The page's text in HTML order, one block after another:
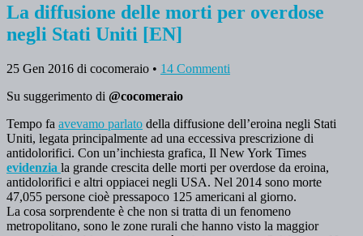
La diffusione delle morti per overdose
negli Stati Uniti [EN]
25 Gen 2016 di cocomeraio • 14 Commenti
Su suggerimento di @cocomeraio
Tempo fa avevamo parlato della diffusione dell’eroina negli Stati
Uniti, legata principalmente ad una eccessiva prescrizione di
antidolorifici. Con un’inchiesta grafica, Il New York Times
evidenzia la grande crescita delle morti per overdose da eroina,
antidolorifici e altri oppiacei negli USA. Nel 2014 sono morte
47,055 persone cioè pressapoco 125 americani al giorno.
La cosa sorprendente è che non si tratta di un fenomeno
metropolitano, sono le zone rurali che hanno visto la maggior